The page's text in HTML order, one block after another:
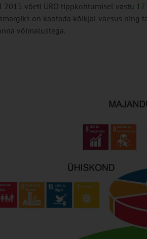
2015 võeti ÜRO tippkohtumisel vastu 17
on kaotada kõikjal vaesus ning
võimalustega.